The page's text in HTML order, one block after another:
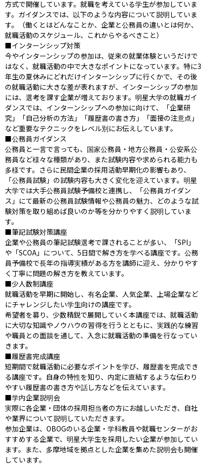
方式で開催しています。就職を考えている学生が参加していま
す。ガイダンスでは、以下のような内容について説明していま
す。（働くとはどんなことか、企業と公務員の違いとは何か、
就職活動のスケジュール、これからやるべきこと）
■インターンシップ対策
今やインターンシップの参加は、従来の就業体験というだけで
はなく、就職活動の中で大きなポイントになっています。特に3
年生の夏休みにどれだけインターンシップに行くかで、その後
の就職活動に大きな差が表れますが、インターンシップの参加
には、選考を課す企業が増えております。明星大学の就職ガイ
ダンスでは、インターンシップへの参加に向けて、「企業研
究」「自己分析の方法」「履歴書の書き方」「面接の注意点」
など重要なテクニックをレベル別にお伝えしています。
■公務員ガイダンス
公務員と一言で言っても、国家公務員・地方公務員・公安系公
務員など様々な種類があり、また試験内容や求められる能力も
多様です。さらに民間企業の採用活動早期化の影響もあり、
「公務員試験」の試験内容も大きく変化を迎えています。明星
大学では大手公務員試験予備校と連携し、「公務員ガイダン
ス」にて最新の公務員試験情報や公務員の魅力、どのような試
験対策を取り組めば良いのか等を分かりやすく説明していま
す。
■筆記試験対策講座
企業や公務員の筆記試験選考で課されることが多い、「SPI」
や「SCOA」について、5日間で解き方を学べる講座です。公務
員予備校で長年の指導実績がある方を講師に迎え、分かりやす
く丁寧に問題の解き方を教えています。
■少人数制講座
就職活動を早期に開始し、有名企業、人気企業、上場企業など
にチャレンジしたい学生向けの講座です。
希望者を募り、少数精鋭で展開していく本講座では、就職活動
に大切な知識やノウハウの習得を行うとともに、実践的な練習
や職員との面談を通して、入念に就職活動の準備を行なってい
きます。
■履歴書完成講座
短期間で就職活動に必要なポイントを学び、履歴書を完成でき
る講座です。自身の特性を知り、内定に直結するような伝わり
やすい履歴書の書き方や話し方などを伝えています。
■学内企業説明会
実際に各企業・団体の採用担当者の方にお越しいただき、自社
や業界について説明していただきます。
参加企業は、OBOGのいる企業・学科教員や就職センターがお
すすめする企業で、明星大学生を採用したい企業が参加してい
ます。また、多摩地域を拠点とした企業を集めた説明会も開催
しています。